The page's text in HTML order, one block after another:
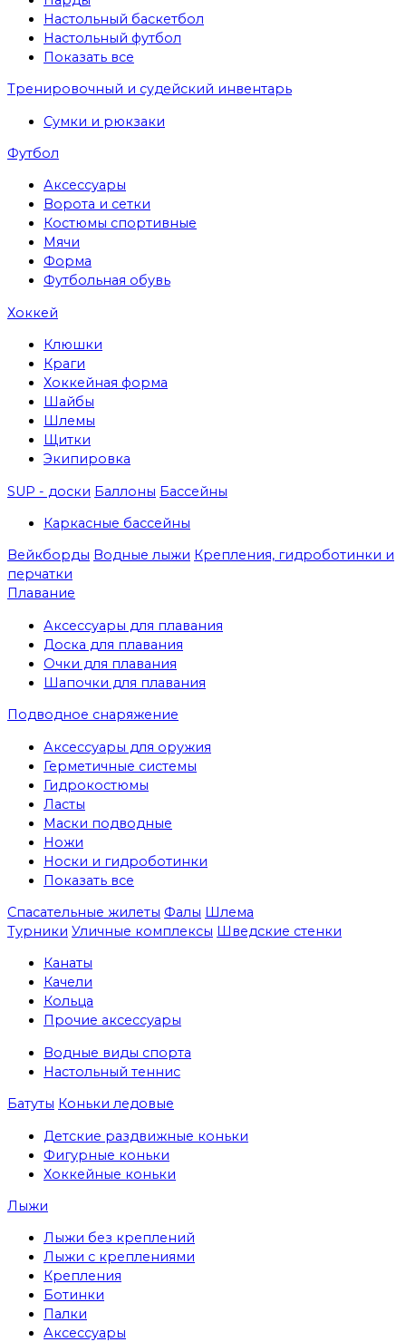
Настольный баскетбол
Настольный футбол
Показать все
Тренировочный и судейский инвентарь
Сумки и рюкзаки
Футбол
Аксессуары
Ворота и сетки
Костюмы спортивные
Мячи
Форма
Футбольная обувь
Хоккей
Клюшки
Краги
Хоккейная форма
Шайбы
Шлемы
Щитки
Экипировка
SUP - доски Баллоны Бассейны
Каркасные бассейны
Вейкборды Водные лыжи Крепления, гидроботинки и
перчатки
Плавание
Аксессуары для плавания
Доска для плавания
Очки для плавания
Шапочки для плавания
Подводное снаряжение
Аксессуары для оружия
Герметичные системы
Гидрокостюмы
Ласты
Маски подводные
Ножи
Носки и гидроботинки
Показать все
Спасательные жилеты Фалы Шлема
Турники Уличные комплексы Шведские стенки
Канаты
Качели
Кольца
Прочие аксессуары
Водные виды спорта
Настольный теннис
Батуты Коньки ледовые
Детские раздвижные коньки
Фигурные коньки
Хоккейные коньки
Лыжи
Лыжи без креплений
Лыжи с креплениями
Крепления
Ботинки
Палки
Аксессуары